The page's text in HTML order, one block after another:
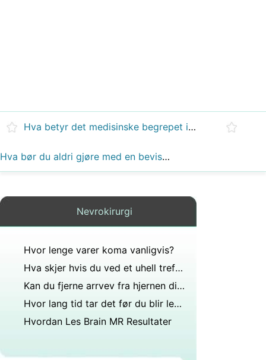
Hva betyr det medisinske begrepet inne i hodet?
Hva bør du aldri gjøre med en bevisstløs pasient?
Nevrokirurgi
Hvor lenge varer koma vanligvis?
Hva skjer hvis du ved et uhell treffer nerven under blodekstraksjon?
Kan du fjerne arrvev fra hjernen din?
Hvor lang tid tar det før du blir lege?
Hvordan Les Brain MR Resultater